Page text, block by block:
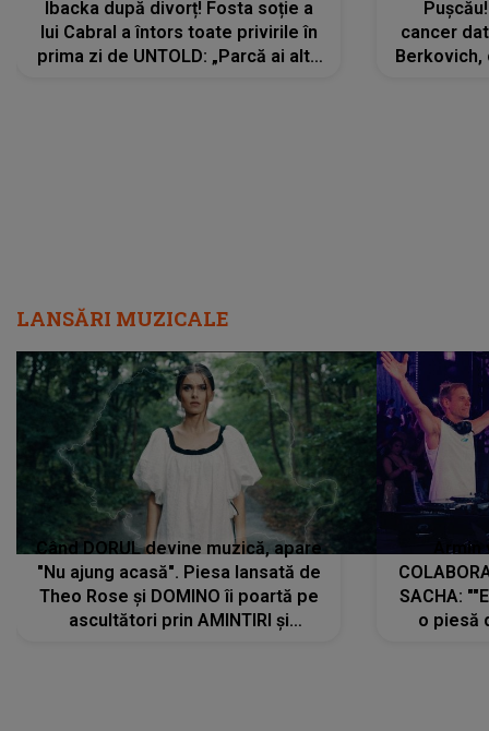
Ibacka după divorț! Fosta soție a
lui Cabral a întors toate privirile în
prima zi de UNTOLD: „Parcă ai altă
cancer
Berkovich,
LANSĂRI MUZICALE
Când DORUL devine muzică, apare
"Nu ajung acasă". Piesa lansată de
Theo Rose și DOMINO îi poartă pe
ascultători prin AMINTIRI și
SACHA:
o piesă